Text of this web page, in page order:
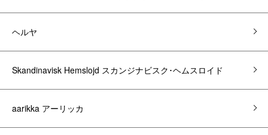
ヘルヤ
Skandinavisk Hemslojd スカンジナビスク･ヘムスロイド
aarikka アーリッカ